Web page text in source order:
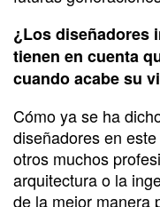
¿Los diseñadores
tienen en cuenta
cuando acabe su
Cómo ya se ha
diseñadores en
otros muchos
arquitectura o la
de la mejor manera